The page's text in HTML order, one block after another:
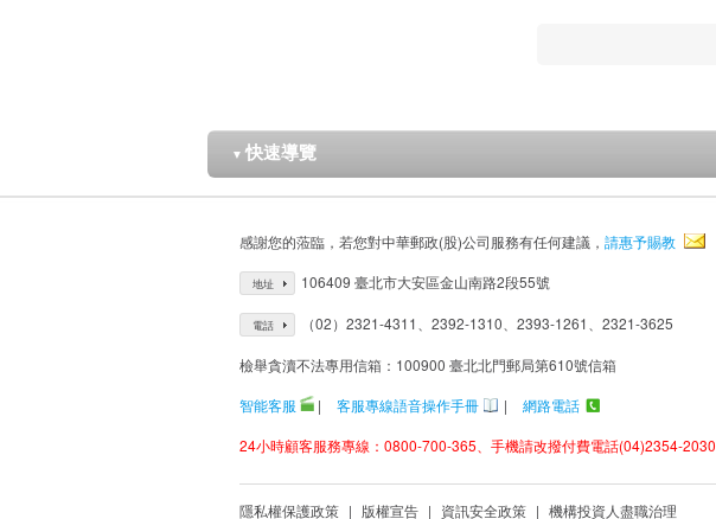
▼ 快速導覽
感謝您的蒞臨，若您對中華郵政(股)公司服務有任何建議， 請惠予賜教
地址 106409 臺北市大安區金山南路2段55號
電話 （02）2321-4311、2392-1310、2393-1261、2321-3625
檢舉貪瀆不法專用信箱：100900 臺北北門郵局第610號信箱
智能客服
| 客服專線語音操作手冊 |
網路電話
24小時顧客服務專線：0800-700-365、手機請改撥付費電話(04)2354-2030
隱私權保護政策 | 版權宣告 | 資訊安全政策 | 機構投資人盡職治理